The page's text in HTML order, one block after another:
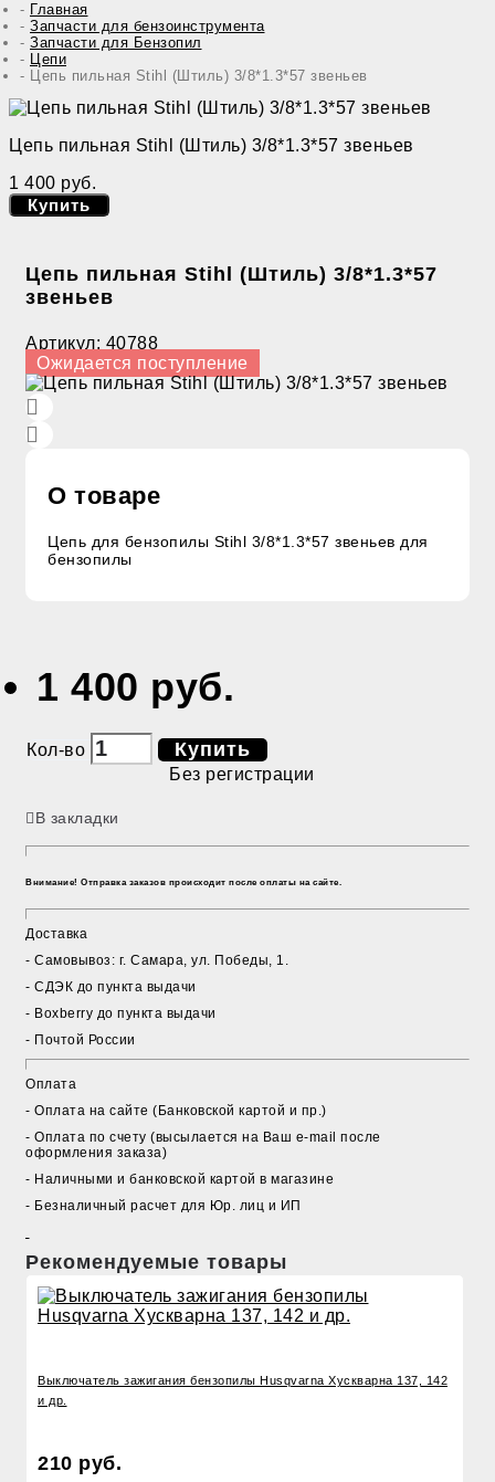
Главная
Запчасти для бензоинструмента
Запчасти для Бензопил
Цепи
Цепь пильная Stihl (Штиль) 3/8*1.3*57 звеньев
Цепь пильная Stihl (Штиль) 3/8*1.3*57 звеньев
1 400 руб.
Купить
Цепь пильная Stihl (Штиль) 3/8*1.3*57
звеньев
Артикул: 40788
Ожидается поступление
О товаре
Цепь для бензопилы Stihl 3/8*1.3*57 звеньев для
бензопилы
1 400 руб.
Кол-во Купить
Без регистрации
В закладки
Внимание! Отправка заказов происходит после оплаты на сайте.
Доставка
- Cамовывоз: г. Самара, ул. Победы, 1.
- СДЭК до пункта выдачи
- Boxberry до пункта выдачи
- Почтой России
Оплата
- Оплата на сайте (Банковской картой и пр.)
- Оплата по счету (высылается на Ваш e-mail после
оформления заказа)
- Наличными и банковской картой в магазине
- Безналичный расчет для Юр. лиц и ИП
Рекомендуемые товары
Выключатель зажигания бензопилы Husqvarna Хускварна 137, 142
и др.
210 руб.